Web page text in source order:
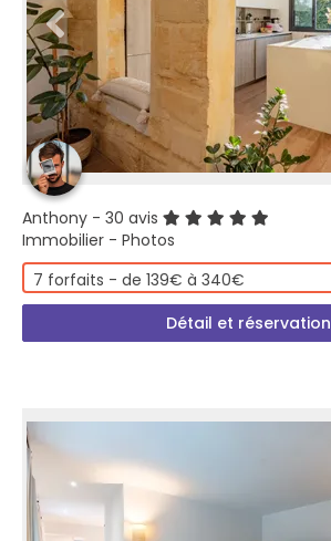
Anthony - 30 avis
Immobilier - Photos
7 forfaits - de 139€ à 340€
Détail et réservation